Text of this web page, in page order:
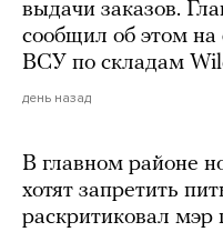
выдачи заказов.
сообщил об этом на
ВСУ по складам
день назад
В главном районе
хотят запретить
раскритиковал мэр